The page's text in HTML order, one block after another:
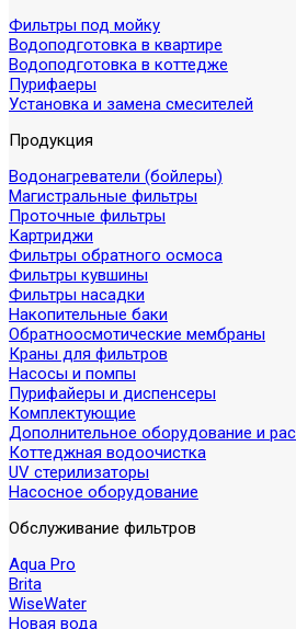
Фильтры под мойку
Водоподготовка в квартире
Водоподготовка в коттедже
Пурифаеры
Установка и замена смесителей
Продукция
Водонагреватели (бойлеры)
Магистральные фильтры
Проточные фильтры
Картриджи
Фильтры обратного осмоса
Фильтры кувшины
Фильтры насадки
Накопительные баки
Обратноосмотические мембраны
Краны для фильтров
Насосы и помпы
Пурифайеры и диспенсеры
Комплектующие
Дополнительное оборудование и
Коттеджная водоочистка
UV стерилизаторы
Насосное оборудование
Обслуживание фильтров
Aqua Pro
Brita
WiseWater
Новая вода